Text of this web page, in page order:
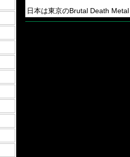
日本は東京のBrutal Death